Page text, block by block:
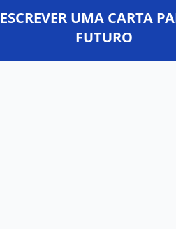
ESCREVER UMA CARTA
FUTURO